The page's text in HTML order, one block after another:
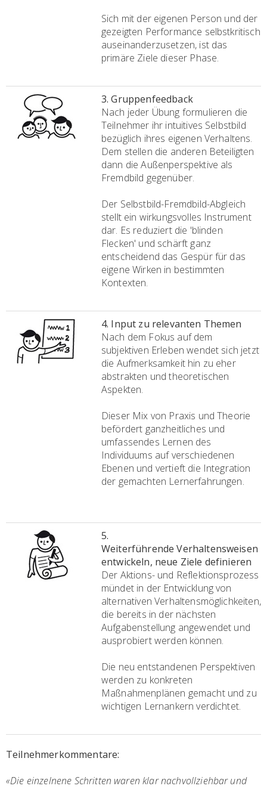
Sich mit der eigenen Person und der
gezeigten Performance selbstkritisch
auseinanderzusetzen, ist das
primäre Ziele dieser Phase.
3. Gruppenfeedback
Nach jeder Übung formulieren die
Teilnehmer ihr intuitives Selbstbild
bezüglich ihres eigenen Verhaltens.
Dem stellen die anderen Beteiligten
dann die Außenperspektive als
Fremdbild gegenüber.
Der Selbstbild-Fremdbild-Abgleich
stellt ein wirkungsvolles Instrument
dar. Es reduziert die 'blinden
Flecken' und schärft ganz
entscheidend das Gespür für das
eigene Wirken in bestimmten
Kontexten.
4. Input zu relevanten Themen
Nach dem Fokus auf dem
subjektiven Erleben wendet sich jetzt
die Aufmerksamkeit hin zu eher
abstrakten und theoretischen
Aspekten.
Dieser Mix von Praxis und Theorie
befördert ganzheitliches und
umfassendes Lernen des
Individuums auf verschiedenen
Ebenen und vertieft die Integration
der gemachten Lernerfahrungen.
5.
Weiterführende Verhaltensweisen
entwickeln, neue Ziele definieren
Der Aktions- und Reflektionsprozess
mündet in der Entwicklung von
alternativen Verhaltensmöglichkeiten,
die bereits in der nächsten
Aufgabenstellung angewendet und
ausprobiert werden können.
Die neu entstandenen Perspektiven
werden zu konkreten
Maßnahmenplänen gemacht und zu
wichtigen Lernankern verdichtet.
Teilnehmerkommentare:
«Die einzelnene Schritten waren klar nachvollziehbar und